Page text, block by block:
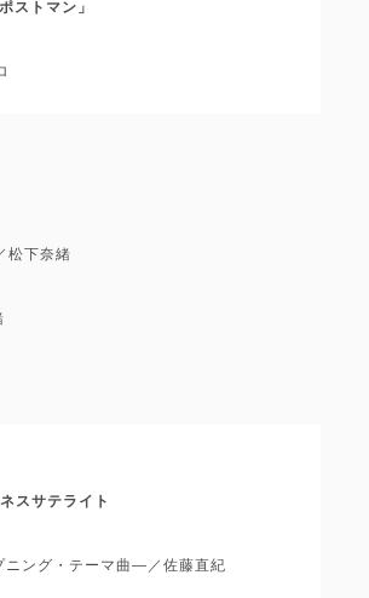
ストマン」
松下奈緒
スサテライト
ング・テーマ曲―／佐藤直紀